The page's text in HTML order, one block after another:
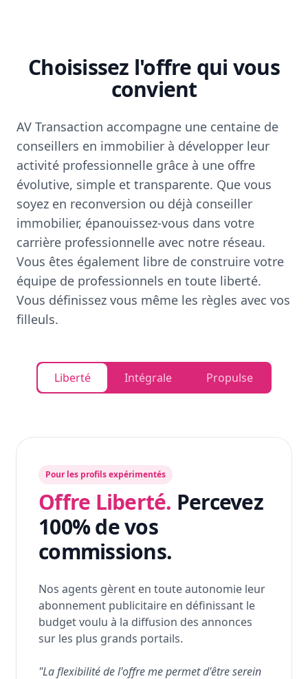
Choisissez l'offre qui vous
convient
AV Transaction accompagne une centaine de
conseillers en immobilier à développer leur
activité professionnelle grâce à une offre
évolutive, simple et transparente. Que vous
soyez en reconversion ou déjà conseiller
immobilier, épanouissez-vous dans votre
carrière professionnelle avec notre réseau.
Vous êtes également libre de construire votre
équipe de professionnels en toute liberté.
Vous définissez vous même les règles avec vos
filleuls.
Liberté Intégrale Propulse
Pour les profils expérimentés
Offre Liberté. Percevez
100% de vos
commissions.
Nos agents gèrent en toute autonomie leur
abonnement publicitaire en définissant le
budget voulu à la diffusion des annonces
sur les plus grands portails.
"La flexibilité de l'offre me permet d'être serein